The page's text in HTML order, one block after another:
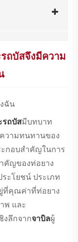
ถบัสจึงมีความ
ฉัน
รถบัสมีบทบาท
วามทนทานของ
กอบสำคัญในการ
คัญของท่อยาง
ะโยชน์ ประเภท
ที่คุณค่าที่ท่อยาง
พ และ
งลึกจากจาบิลผู้